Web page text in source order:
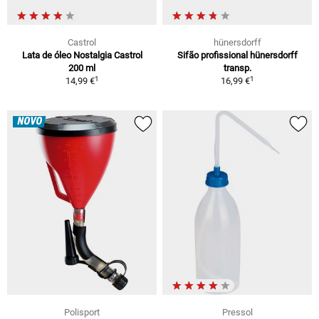
Castrol
Lata de óleo Nostalgia Castrol
200 ml
14,99 €1
hünersdorff
Sifão profissional hünersdorff
transp.
16,99 €1
NOVO
Polisport
Pressol